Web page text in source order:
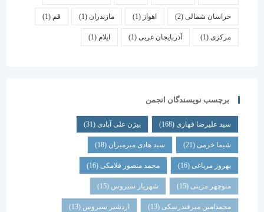
خراسان شمالی(2) اهواز مازندران(1) قم
(1) آذربایجان غربی(1) ایلام
برچسب نویسندگان انجمن
سید علیرضا قهاری(168) بیژن علی آبادی(31)
شیما خرمی(21) سید هادی میرمیران(18)
بهروز مرباغی (16) محمد منصور فلامکی (16)
منوچهر مزینی(15) شهریار سیروس(15)
محمدامین میرفندرسکی(13) اردشیر سیروس(13)